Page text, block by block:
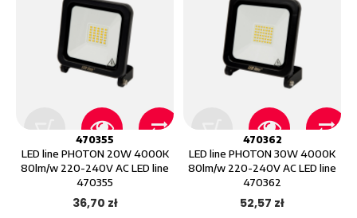
470355
LED line PHOTON 20W 4000K
80lm/w 220-240V AC LED line
470355
36,70 zł
470362
LED line PHOTON 30W 4000K
80lm/w 220-240V AC LED line
470362
52,57 zł